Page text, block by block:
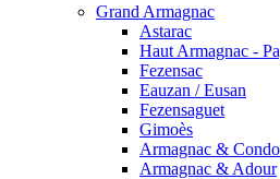
Grand Armagnac
Astarac
Haut Armagnac -
Fezensac
Eauzan / Eusan
Fezensaguet
Gimoès
Armagnac &
Armagnac & Adour